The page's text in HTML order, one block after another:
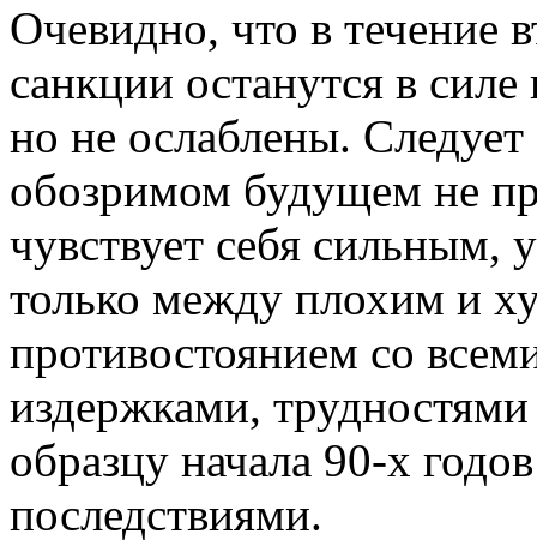
Очевидно, что в течение
санкции останутся в
но не ослаблены.
обозримом будущем не
чувствует себя
только между плохим и
противостоянием со
издержками,
образцу начала 90-х
последствиями.